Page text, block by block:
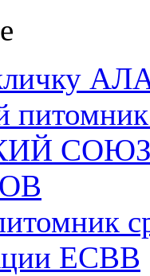
ЕСВВ